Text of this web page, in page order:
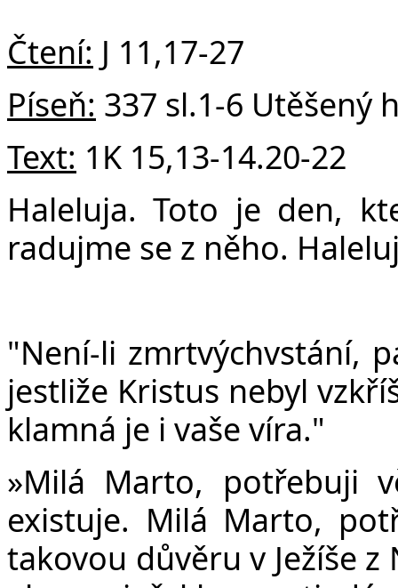
Čtení: J 11,17-27
Píseň: 337 sl.1-6 Utěšený
Text: 1K 15,13-14.20-22
Haleluja. Toto je den,
radujme se z něho.
"Není-li zmrtvýchvstání,
jestliže Kristus nebyl
klamná je i vaše víra."
»Milá Marto, potřebuji
existuje. Milá Marto,
takovou důvěru v Ježíše